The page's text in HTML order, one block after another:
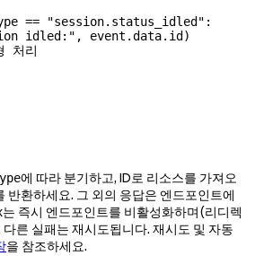
== "session.status_idled" :
idled:" , event.data.id)
처리
에 따라 분기하고, ID로 리소스를 가져오
반환하세요. 그 외의 응답은 엔드포인트에
는 즉시 엔드포인트를 비활성화하며(리디렉
른 실패는 재시도됩니다. 재시도 및 자동
을 참조하세요.